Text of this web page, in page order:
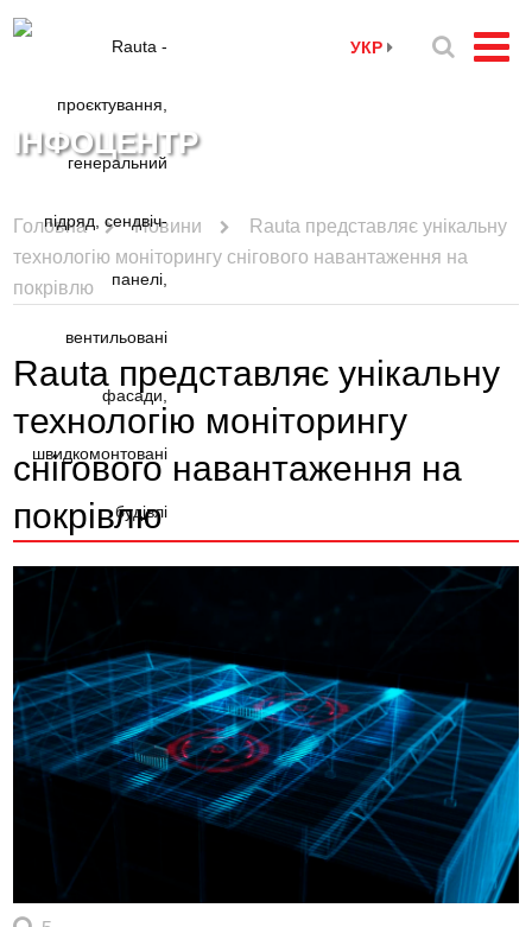
УКР
ІНФОЦЕНТР
Головна Новини
Rauta представляє унікальну
технологію моніторингу снігового навантаження на
покрівлю
Rauta представляє унікальну
технологію моніторингу
снігового навантаження на
покрівлю